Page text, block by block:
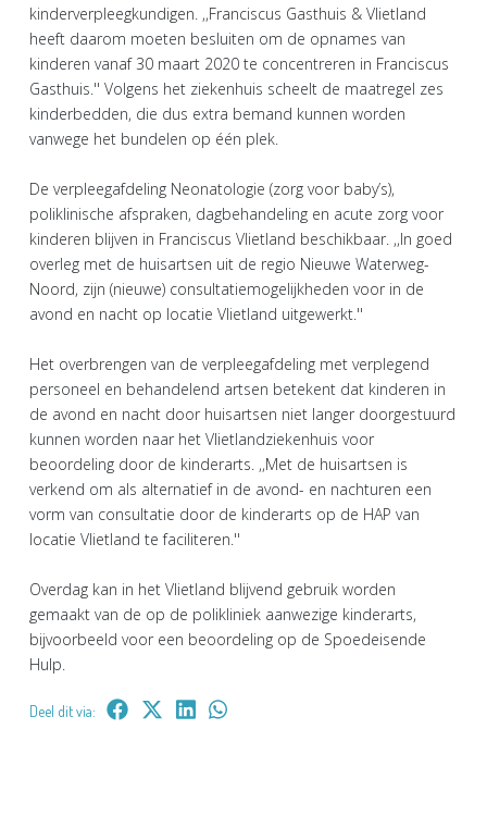
kinderverpleegkundigen. ,,Franciscus Gasthuis & Vlietland
heeft daarom moeten besluiten om de opnames van
kinderen vanaf 30 maart 2020 te concentreren in Franciscus
Gasthuis.'' Volgens het ziekenhuis scheelt de maatregel zes
kinderbedden, die dus extra bemand kunnen worden
vanwege het bundelen op één plek.
De verpleegafdeling Neonatologie (zorg voor baby’s),
poliklinische afspraken, dagbehandeling en acute zorg voor
kinderen blijven in Franciscus Vlietland beschikbaar. ,,In goed
overleg met de huisartsen uit de regio Nieuwe Waterweg-
Noord, zijn (nieuwe) consultatiemogelijkheden voor in de
avond en nacht op locatie Vlietland uitgewerkt.''
Het overbrengen van de verpleegafdeling met verplegend
personeel en behandelend artsen betekent dat kinderen in
de avond en nacht door huisartsen niet langer doorgestuurd
kunnen worden naar het Vlietlandziekenhuis voor
beoordeling door de kinderarts. ,,Met de huisartsen is
verkend om als alternatief in de avond- en nachturen een
vorm van consultatie door de kinderarts op de HAP van
locatie Vlietland te faciliteren.''
Overdag kan in het Vlietland blijvend gebruik worden
gemaakt van de op de polikliniek aanwezige kinderarts,
bijvoorbeeld voor een beoordeling op de Spoedeisende
Hulp.
Deel dit via: